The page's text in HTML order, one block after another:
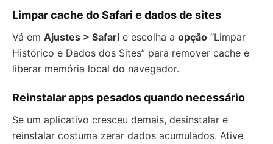
Limpar cache do Safari e dados de sites
Vá em Ajustes > Safari e escolha a opção “Limpar
Histórico e Dados dos Sites” para remover cache e
liberar memória local do navegador.
Reinstalar apps pesados quando necessário
Se um aplicativo cresceu demais, desinstalar e
reinstalar costuma zerar dados acumulados. Ative